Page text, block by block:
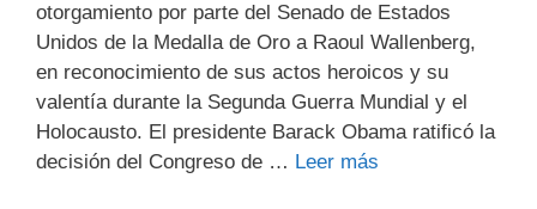
otorgamiento por parte del Senado de Estados
Unidos de la Medalla de Oro a Raoul Wallenberg,
en reconocimiento de sus actos heroicos y su
valentía durante la Segunda Guerra Mundial y el
Holocausto. El presidente Barack Obama ratificó la
decisión del Congreso de … Leer más